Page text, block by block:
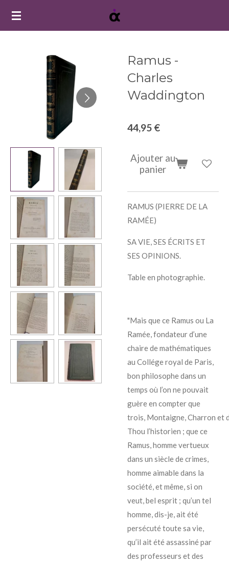
Passer
Ramus -
Charles
Waddington
44,95 €
Ajouter au
panier
RAMUS (PIERRE DE LA
RAMÉE)
SA VIE, SES ÉCRITS ET
SES OPINIONS.
Table en photographie.
"Mais que ce Ramus ou La
Ramée,fondateur d’une
chaire de mathématiques
au Collége royal de Paris,
bon philosophe dans un
temps où l’on ne pouvait
guère en compter que
trois, Montaigne,Charron et
Thou l’historien ; que ce
Ramus, homme vertueux
dans un siècle de crimes,
homme aimable dans la
société, et même, si on
veut, bel esprit ; qu’un tel
homme, dis-je, ait été
persécuté toute sa vie,
qu’il ait été assassiné par
des professeurs et des